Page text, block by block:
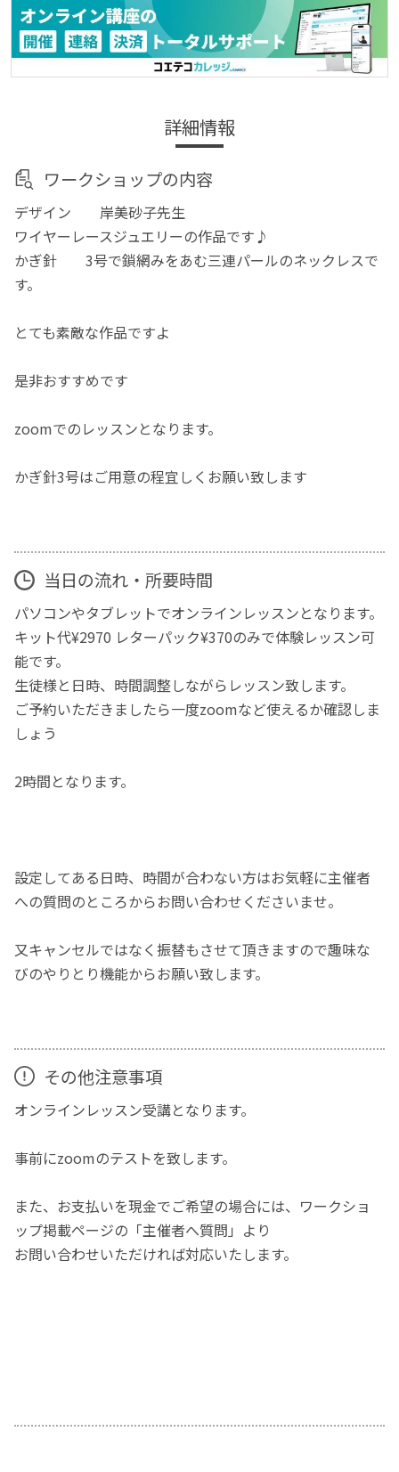
詳細情報
ワークショップの内容
デザイン 岸美砂子先生
ワイヤーレースジュエリーの作品です♪
かぎ針 3号で鎖網みをあむ三連パールのネックレスで
す。
とても素敵な作品ですよ
是非おすすめです
zoomでのレッスンとなります。
かぎ針3号はご用意の程宜しくお願い致します
当日の流れ・所要時間
パソコンやタブレットでオンラインレッスンとなります。
キット代¥2970 レターパック¥370のみで体験レッスン可
能です。
生徒様と日時、時間調整しながらレッスン致します。
ご予約いただきましたら一度zoomなど使えるか確認しま
しょう
2時間となります。
設定してある日時、時間が合わない方はお気軽に主催者
への質問のところからお問い合わせくださいませ。
又キャンセルではなく振替もさせて頂きますので趣味な
びのやりとり機能からお願い致します。
その他注意事項
オンラインレッスン受講となります。
事前にzoomのテストを致します。
また、お支払いを現金でご希望の場合には、ワークショ
ップ掲載ページの「主催者へ質問」より
お問い合わせいただければ対応いたします。